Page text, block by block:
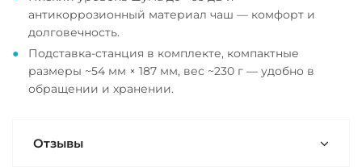
антикоррозионный материал чаш — комфорт и
долговечность.
Подставка-станция в комплекте, компактные
размеры ~54 мм × 187 мм, вес ~230 г — удобно в
обращении и хранении.
Отзывы